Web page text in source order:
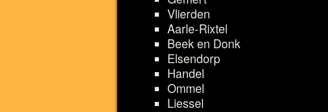
Vlierden
Aarle-Rixtel
Beek en Donk
Elsendorp
Handel
Ommel
Liessel